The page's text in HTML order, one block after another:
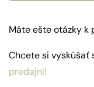
Boston
Máte ešte otázky k
Chcete si vyskúšať
predajní!